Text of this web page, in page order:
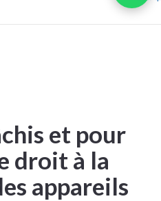
et pour
droit à la
appareils